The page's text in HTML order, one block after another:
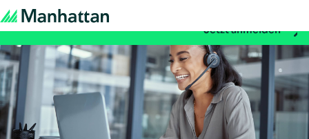
Nicht verpassen - Die Registrierung für die EMEA
Jetzt anmelden